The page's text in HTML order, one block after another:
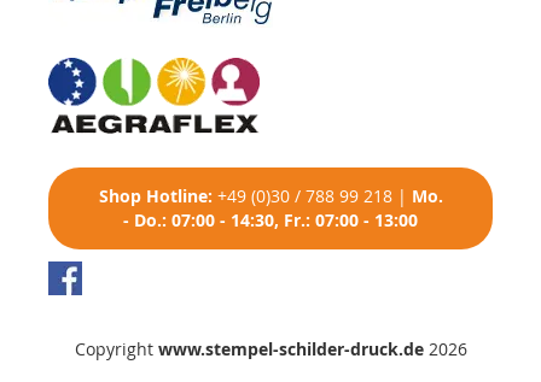
Shop Hotline: +49 (0)30 / 788 99 218| Mo.
- Do.: 07:00 - 14:30, Fr.: 07:00 - 13:00
Copyright www.stempel-schilder-druck.de2026